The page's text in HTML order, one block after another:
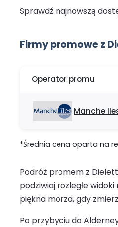
Sprawdź najnowszą
Firmy promowe z
Operator promu
Manche
*Średnia cena oparta na
Podróż promem z
podziwiaj rozległe
piękna morza, gdy
Po przybyciu do